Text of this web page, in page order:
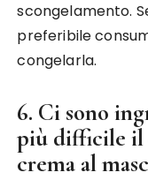
scongelamento.
preferibile
congelarla.
6. Ci sono
più difficile il
crema al